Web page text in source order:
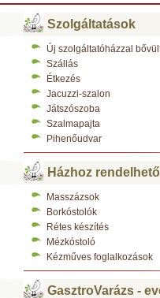
Szolgáltatások
Új szolgáltatóházzal
Szállás
Étkezés
Jacuzzi-szalon
Játszószoba
Szalmapajta
Pihenőudvar
Házhoz
Masszázsok
Borkóstolók
Rétes készítés
Mézkóstoló
Kézműves foglalkozások
GasztroVarázs -